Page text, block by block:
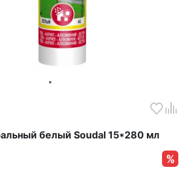
белый Soudal 15*280 мл